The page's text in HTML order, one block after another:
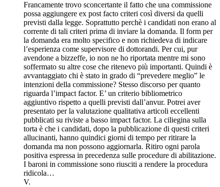
Francamente trovo sconcertante il fatto che una commissione
possa aggiungere ex post facto criteri così diversi da quelli
previsti dalla legge. Soprattutto perchè i candidati non erano al
corrente di tali criteri prima di inviare la domanda. Il form per
la domanda era molto specifico e non richiedeva di indicare
l’esperienza come supervisore di dottorandi. Per cui, pur
avendone a bizzeffe, io non ne ho riportata mentre mi sono
soffermato su altre cose che ritenevo più importanti. Quindi è
avvantaggiato chi è stato in grado di “prevedere meglio” le
intenzioni della commissione? Stesso discorso per quanto
riguarda l’impact factor. E’ un criterio bibliometrico
aggiuntivo rispetto a quelli previsti dall’anvur. Potrei aver
presentato per la valutazione qualitativa articoli eccellenti
pubblicati su riviste a basso impact factor. La ciliegina sulla
torta è che i candidati, dopo la pubblicazione di questi criteri
allucinanti, hanno quindici giorni di tempo per ritirare la
domanda ma non possono aggiornarla. Ritiro ogni parola
positiva espressa in precedenza sulle procedure di abilitazione.
I baroni in commissione sono riusciti a rendere la procedura
ridicola…
V.